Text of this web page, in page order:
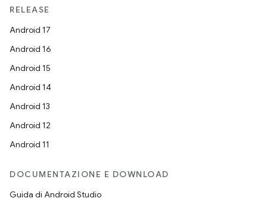
RELEASE
Android 17
Android 16
Android 15
Android 14
Android 13
Android 12
Android 11
DOCUMENTAZIONE E DOWNLOAD
Guida di Android Studio